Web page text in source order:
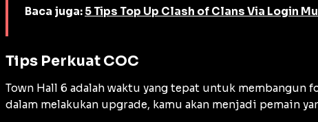
Baca juga: 5 Tips Top Up Clash of Clans Via Login
Tips Perkuat COC
Town Hall 6 adalah waktu yang tepat untuk membangun
dalam melakukan upgrade, kamu akan menjadi pemain